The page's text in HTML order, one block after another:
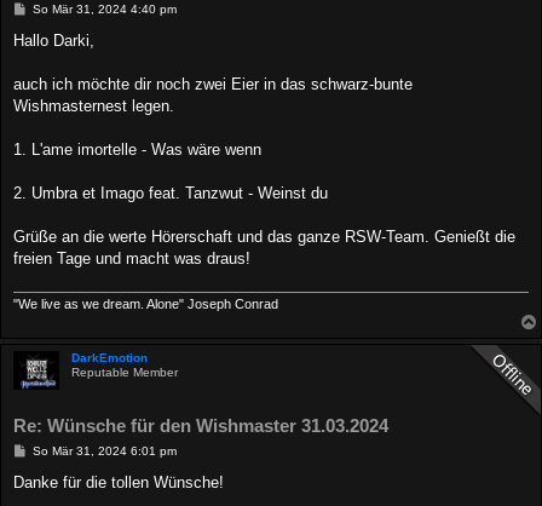
B
i
a
So Mär 31, 2024 4:40 pm
Hallo Darki,
auch ich möchte dir noch zwei Eier in das schwarz-bunte
Wishmasternest legen.
1. L'ame imortelle - Was wäre wenn
2. Umbra et Imago feat. Tanzwut - Weinst du
Grüße an die werte Hörerschaft und das ganze RSW-Team. Genießt die
freien Tage und macht was draus!
"We live as we dream. Alone" Joseph Conrad
DarkEmotion
Reputable Member
Re: Wünsche für den Wishmaster 31.03.2024
B
i
So Mär 31, 2024 6:01 pm
Danke für die tollen Wünsche!